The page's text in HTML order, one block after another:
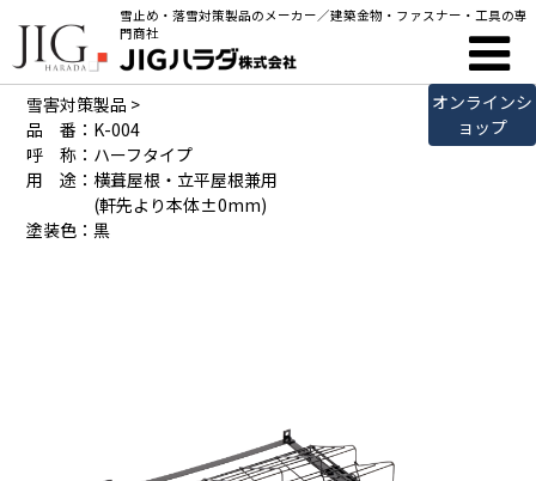
雪止め・落雪対策製品のメーカー／建築金物・ファスナー・工具の専
門商社
オンラインシ
ョップ
製品詳細
雪害対策製品 >
品 番：K-004
呼 称：ハーフタイプ
用 途：横葺屋根・立平屋根兼用
(軒先より本体±0mm)
塗装色：黒